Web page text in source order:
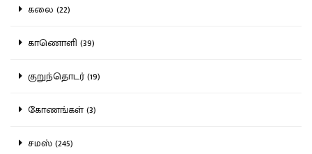
கலை (22)
காணொளி (39)
குறுந்தொடர் (19)
கோணங்கள் (3)
சமஸ் (245)